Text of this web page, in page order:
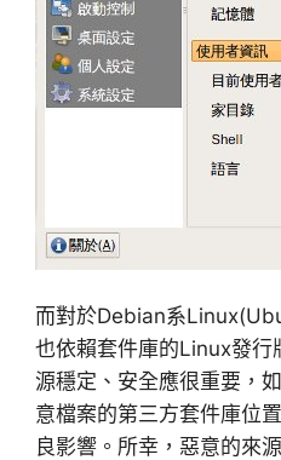
而對於Debian系
也依賴套件庫的Linux發行
源穩定、安全應很重要，
意檔案的第三方套件庫位
良影響。所幸，惡意的來